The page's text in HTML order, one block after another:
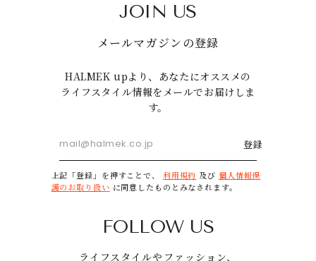
JOIN US
メールマガジンの登録
HALMEK upより、あなたにオススメの
ライフスタイル情報をメールでお届けしま
す。
登録
上記「登録」を押すことで、 利用規約 及び 個人情報保
護のお取り扱い に同意したものとみなされます。
FOLLOW US
ライフスタイルやファッション、